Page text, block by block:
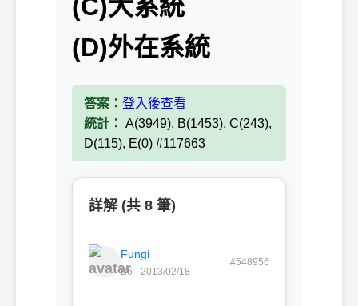
(C)大系統
(D)外在系統
答案： 登入後查看
統計： A(3949), B(1453), C(243),
D(115), E(0) #117663
詳解 (共 8 筆)
Fungi
B6 · 2013/02/18
#548956